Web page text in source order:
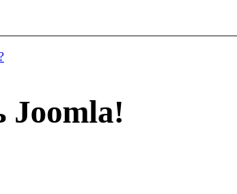
Joomla!